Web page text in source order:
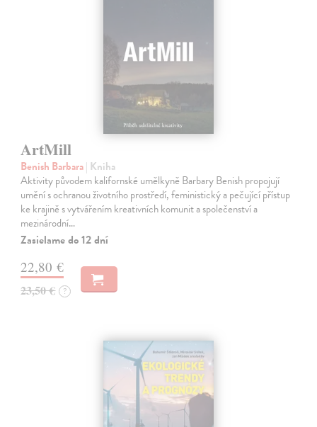
ArtMill
Benish Barbara| Kniha
Aktivity původem kalifornské umělkyně Barbary Benish propojují
umění s ochranou životního prostředí, feministický a pečující přístup
ke krajině s vytvářením kreativních komunit a společenství a
mezinárodní…
Zasielame do 12 dní
22,80 €
23,50 € ?